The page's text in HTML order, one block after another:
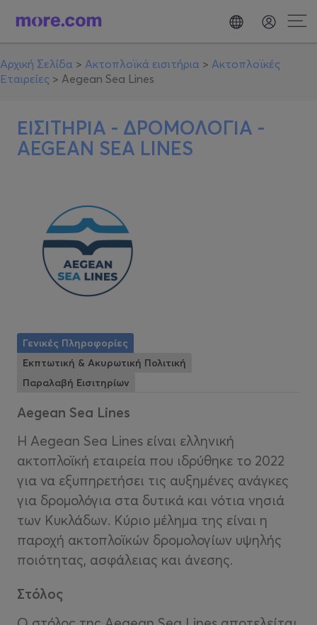
Αρχική Σελίδα > Ακτοπλοϊκά εισιτήρια > Ακτοπλοϊκές
Εταιρείες > Aegean Sea Lines
ΕΙΣΙΤΗΡΙΑ - ΔΡΟΜΟΛΟΓΙΑ -
AEGEAN SEA LINES
Γενικές Πληροφορίες
Εκπτωτική & Ακυρωτική Πολιτική
Παραλαβή Εισιτηρίων
Aegean Sea Lines
Η Aegean Sea Lines είναι ελληνική
ακτοπλοϊκή εταιρεία που ιδρύθηκε το 2022
για να εξυπηρετήσει τις αυξημένες ανάγκες
για δρομολόγια στα δυτικά και νότια νησιά
των Κυκλάδων. Κύριο μέλημα της είναι η
παροχή ακτοπλοϊκών δρομολογίων υψηλής
ποιότητας, ασφάλειας και άνεσης.
Στόλος